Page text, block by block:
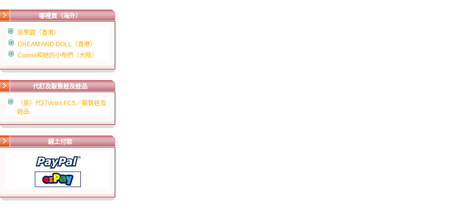
哪裡買（海外）
泉學園（香港）
DREAM AND DOLL（香港）
Coinss和她的小布們（大陸）
代訂及販售娃及娃品
（泉）代訂Volks FCS／販售娃及
娃品
線上付款